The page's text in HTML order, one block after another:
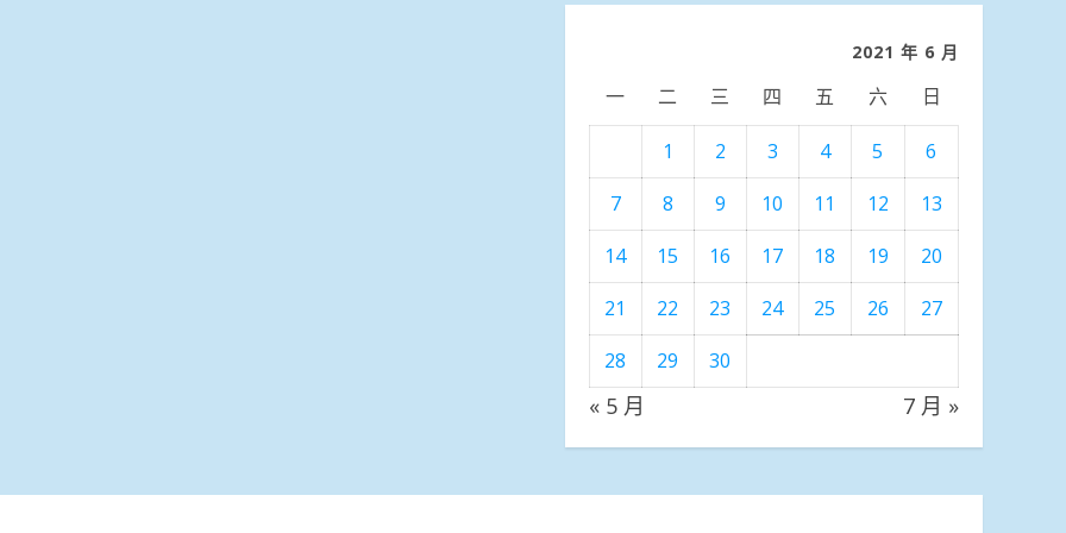
2021 年 6 月
一 二 三 四 五 六 日
1 2 3 4 5
6
7
8 9 10 11 12
13
14
15 16 17 18 19
20
21
22 23 24 25 26
27
28
29 30
« 5 月 7 月 »